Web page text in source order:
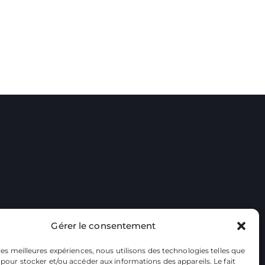
Gérer le consentement
meilleures expériences, nous utilisons des technologies telles que
stocker et/ou accéder aux informations des appareils. Le fait